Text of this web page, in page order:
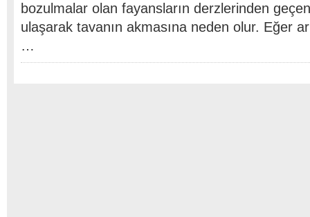
bozulmalar olan fayansların derzlerinden
ulaşarak tavanın akmasına neden olur. Eğer
…